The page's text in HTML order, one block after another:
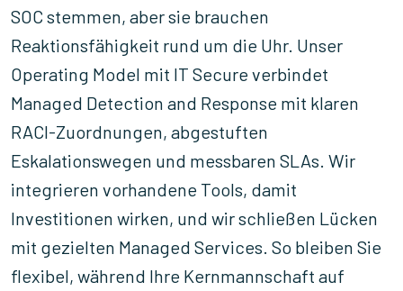
SOC stemmen, aber sie brauchen
Reaktionsfähigkeit rund um die Uhr. Unser
Operating Model mit IT Secure verbindet
Managed Detection and Response mit klaren
RACI-Zuordnungen, abgestuften
Eskalationswegen und messbaren SLAs. Wir
integrieren vorhandene Tools, damit
Investitionen wirken, und wir schließen Lücken
mit gezielten Managed Services. So bleiben Sie
flexibel, während Ihre Kernmannschaft auf